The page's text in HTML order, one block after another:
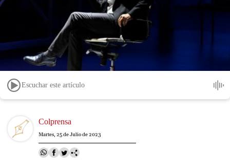
Escuchar este artículo
Image Colprensa
Martes, 25 de Julio de 2023